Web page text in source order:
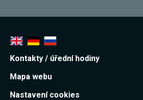
Kontakty / úřední hodiny
Mapa webu
Nastavení cookies